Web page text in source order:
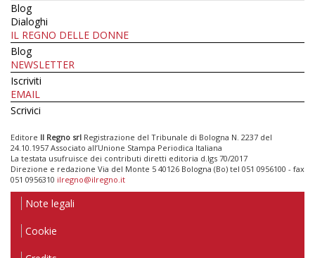
Blog
Dialoghi
IL REGNO DELLE DONNE
Blog
NEWSLETTER
Iscriviti
EMAIL
Scrivici
Editore Il Regno srl Registrazione del Tribunale di Bologna N. 2237 del
24.10.1957 Associato all’Unione Stampa Periodica Italiana
La testata usufruisce dei contributi diretti editoria d.lgs 70/2017
Direzione e redazione Via del Monte 5 40126 Bologna (Bo) tel 051 0956100 - fax
051 0956310 ilregno@ilregno.it
Note legali
Cookie